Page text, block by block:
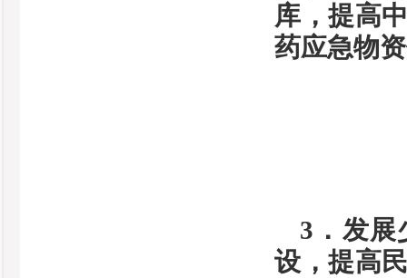
库，提高
药应急物
3．发展
设，提高